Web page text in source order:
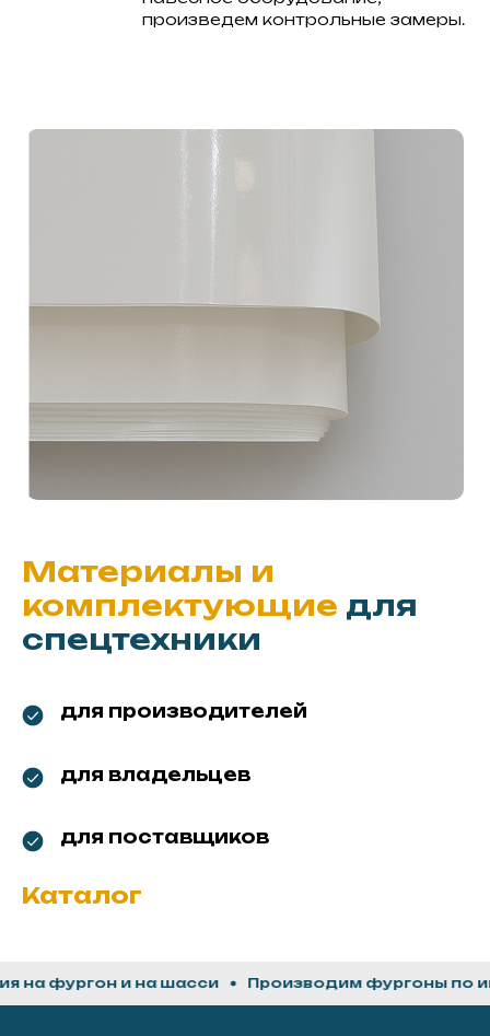
произведем контрольные замеры.
Материалы и
комплектующие для
спецтехники
для производителей
для владельцев
для поставщиков
Каталог
и на шасси Производим фургоны по